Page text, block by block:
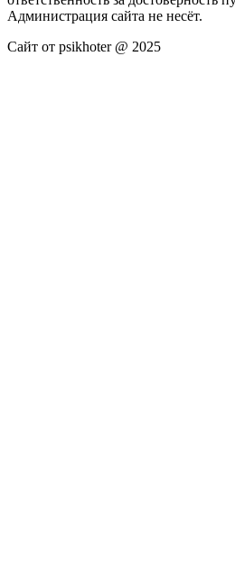
Администрация сайта не несёт.
Сайт от psikhoter @ 2025